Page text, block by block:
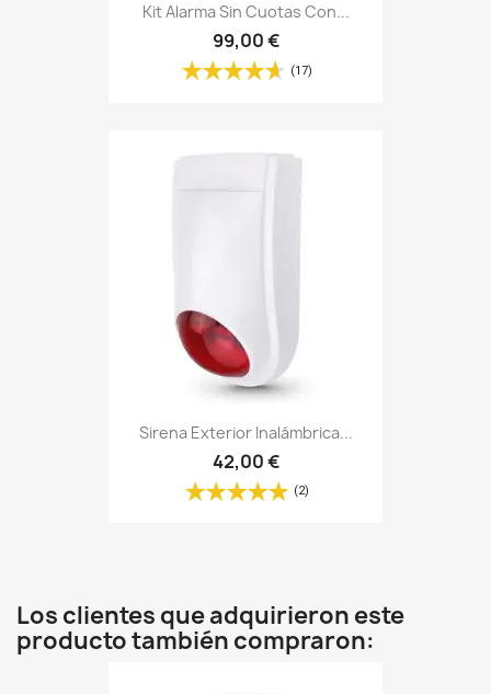
Kit Alarma Sin Cuotas Con...
99,00 €
(17)
Sirena Exterior Inalámbrica...
42,00 €
(2)
Los clientes que adquirieron este
producto también compraron: